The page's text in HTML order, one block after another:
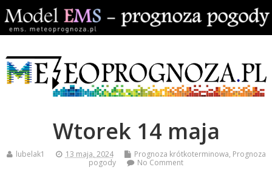
Wtorek 14 maja
lubelak1 13 maja, 2024 Prognoza krótkoterminowa, Prognoza
pogody
No Comment